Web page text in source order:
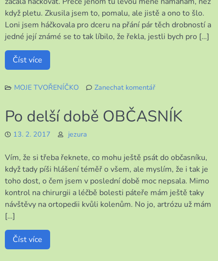
když pletu. Zkusila jsem to, pomalu, ale jistě a ono to šlo.
Loni jsem háčkovala pro dceru na přání pár těch drobností a
jedné její známé se to tak líbilo, že řekla, jestli bych pro […]
Číst více
MOJE TVOŘENÍČKO
Zanechat komentář
to
Po delší době OBČASNÍK
13. 2. 2017 jezura
Vím, že si třeba řeknete, co mohu ještě psát do občasníku,
když tady píši hlášení téměř o všem, ale myslím, že i tak je
toho dost, o čem jsem v poslední době moc nepsala. Mimo
kontrol na chirurgii a léčbě bolesti páteře mám ještě taky
návštěvy na ortopedii kvůli kolenům. No jo, artrózu už mám
[…]
Číst více